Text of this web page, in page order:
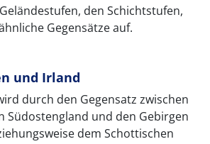
den Schichtstufen,
Gegensätze auf.
und Irland
durch den Gegensatz zwischen
Südostengland und den Gebirgen
dem Schottischen